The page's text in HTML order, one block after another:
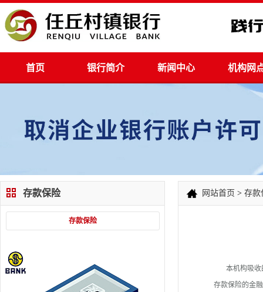
首页 银行简介 新闻中心 机构网
存款保险
存款保险
网站首页 > 存款
本机构吸收的
存款保险的金